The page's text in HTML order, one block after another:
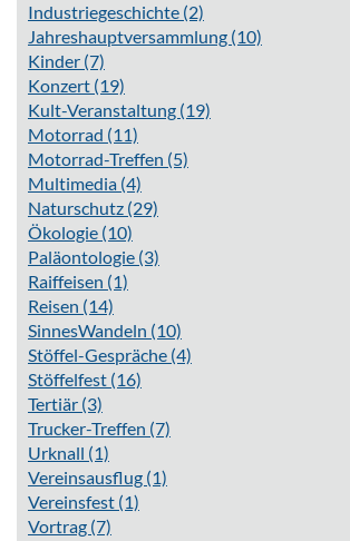
Industriegeschichte (2)
Jahreshauptversammlung (10)
Kinder (7)
Konzert (19)
Kult-Veranstaltung (19)
Motorrad (11)
Motorrad-Treffen (5)
Multimedia (4)
Naturschutz (29)
Ökologie (10)
Paläontologie (3)
Raiffeisen (1)
Reisen (14)
SinnesWandeln (10)
Stöffel-Gespräche (4)
Stöffelfest (16)
Tertiär (3)
Trucker-Treffen (7)
Urknall (1)
Vereinsausflug (1)
Vereinsfest (1)
Vortrag (7)